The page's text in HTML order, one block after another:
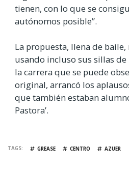
tienen, con lo que se
autónomos posible”.
La propuesta, llena de
usando incluso sus sillas
la carrera que se puede
original, arrancó los
que también estaban
Pastora’.
TAGS GREASE CENTRO AZUER